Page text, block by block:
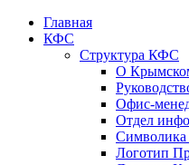
Главная
КФС
Структура КФС
О
Офис-
Отдел
Символика
Логотип